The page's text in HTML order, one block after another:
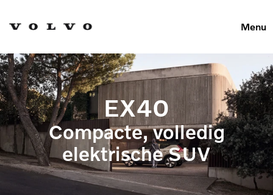
Menu
EX40
Compacte, volledig
elektrische SUV